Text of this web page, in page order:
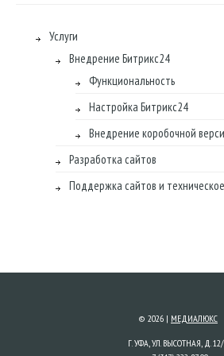
Услуги
Внедрение Битрикс24
Функциональность
Настройка Битрикс24
Внедрение коробочной
Разработка сайтов
Поддержка сайтов и
© 2026 | МЕДИАЛЮКС
Г. УФА, УЛ. ВЫСОТНАЯ, Д.